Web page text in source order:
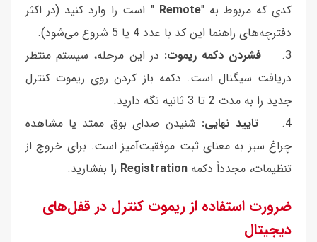
کدی که مربوط به "Remote " است را وارد کنید (در اکثر
دفترچه‌های راهنما این کد با عدد 4 یا 5 شروع می‌شود).
3.
فشردن دکمه ریموت: در این مرحله، سیستم منتظر
دریافت سیگنال است. دکمه باز کردن روی ریموت کنترل
جدید را به مدت 2 تا 3 ثانیه نگه دارید.
4.
تایید نهایی: شنیدن صدای بوق ممتد یا مشاهده
چراغ سبز به معنای ثبت موفقیت‌آمیز است. برای خروج از
تنظیمات، مجدداً دکمه Registration را بفشارید.
ضرورت استفاده از ریموت کنترل در قفل‌های
دیجیتال